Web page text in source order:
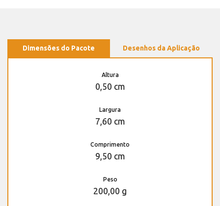
Dimensões do Pacote Desenhos da Aplicação
Altura
0,50 cm
Largura
7,60 cm
Comprimento
9,50 cm
Peso
200,00 g